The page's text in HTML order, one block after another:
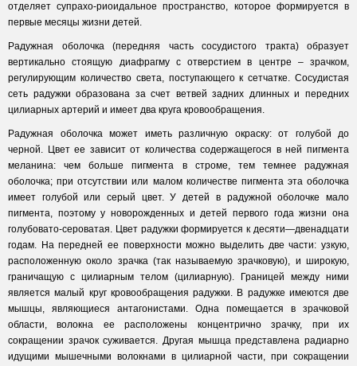
отделяет супрахо-риоидальное пространство, которое формируется в
первые месяцы жизни детей.
Радужная оболочка (передняя часть сосудистого тракта) образует
вертикально стоящую диафрагму с отверстием в центре – зрачком,
регулирующим количество света, поступающего к сетчатке. Сосудистая
сеть радужки образована за счет ветвей задних длинных и передних
цилиарных артерий и имеет два круга кровообращения.
Радужная оболочка может иметь различную окраску: от голубой до
черной. Цвет ее зависит от количества содержащегося в ней пигмента
меланина: чем больше пигмента в строме, тем темнее радужная
оболочка; при отсутствии или малом количестве пигмента эта оболочка
имеет голубой или серый цвет. У детей в радужной оболочке мало
пигмента, поэтому у новорожденных и детей первого года жизни она
голубовато-сероватая. Цвет радужки формируется к десяти—двенадцати
годам. На передней ее поверхности можно выделить две части: узкую,
расположенную около зрачка (так называемую зрачковую), и широкую,
граничащую с цилиарным телом (цилиарную). Границей между ними
является малый круг кровообращения радужки. В радужке имеются две
мышцы, являющиеся антагонистами. Одна помещается в зрачковой
области, волокна ее расположены концентрично зрачку, при их
сокращении зрачок суживается. Другая мышца представлена радиарно
идущими мышечными волокнами в цилиарной части, при сокращении